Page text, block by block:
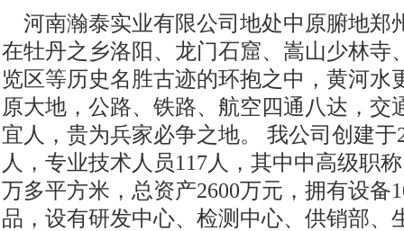
河南瀚泰实业有限公司地处中原腑地郑
在牡丹之乡洛阳、龙门石窟、嵩山少林寺
览区等历史名胜古迹的环抱之中，黄河水
原大地，公路、铁路、航空四通八达，交
宜人，贵为兵家必争之地。 我公司创建于
人，专业技术人员117人，其中中高级职
万多平方米，总资产2600万元，拥有设备
品，设有研发中心、检测中心、供销部、